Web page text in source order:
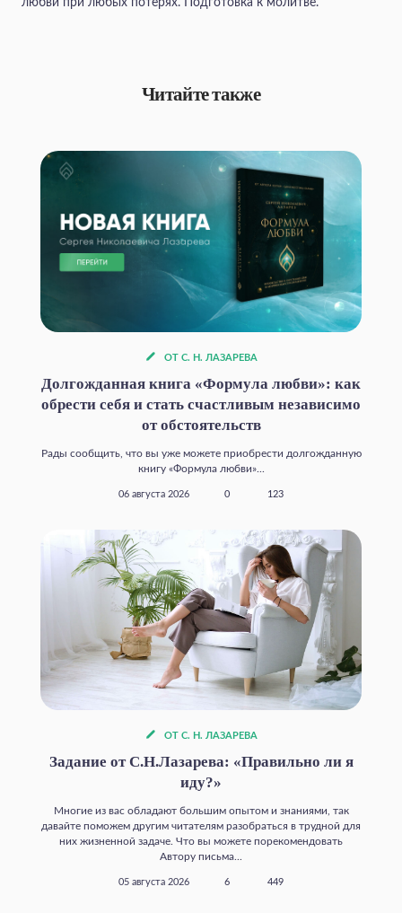
любви при любых потерях. Подготовка к молитве.
Читайте также
ОТ С. Н. ЛАЗАРЕВА
Долгожданная книга «Формула любви»: как
обрести себя и стать счастливым независимо
от обстоятельств
Рады сообщить, что вы уже можете приобрести долгожданную
книгу «Формула любви»...
06 августа 2026 0 123
ОТ С. Н. ЛАЗАРЕВА
Задание от С.Н.Лазарева: «Правильно ли я
иду?»
Многие из вас обладают большим опытом и знаниями, так
давайте поможем другим читателям разобраться в трудной для
них жизненной задаче. Что вы можете порекомендовать
Автору письма...
05 августа 2026 6 449